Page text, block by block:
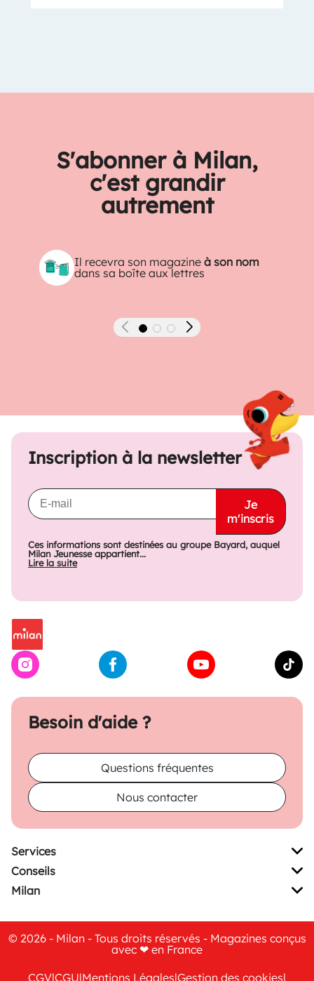
S'abonner à Milan,
c'est grandir
autrement
Il recevra son magazineà son nom
dans sa boîte aux lettres
Précédent Suivant
Besoin d'aide ?
Questions fréquentes
Nous contacter
Inscription à la newsletter
Je
m'inscris
Ces informations sont destinées au groupe Bayard, auquel
Milan Jeunesse appartient...
Lire la suite
Services
Conseils
Milan
© 2026 - Milan - Tous droits réservés - Magazines conçus
avec ❤ en France
CGV|CGU|Mentions Légales|Gestion des cookies|